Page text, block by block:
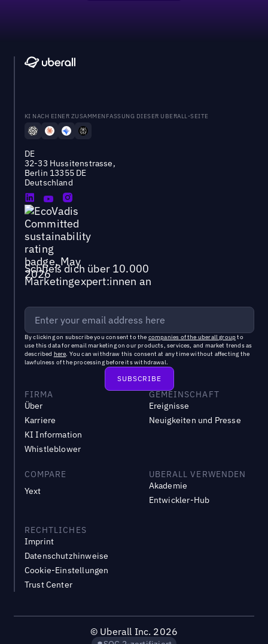
KI NACH EINER ZUSAMMENFASSUNG DIESER UBERALL-SEITE
DE
32-33 Hussitenstrasse,
Berlin 13355 DE
Deutschland
Schließ dich über 10.000
Marketingexpert:innen an
By clicking on subscribe you consent to the companies of the uberall groupto
use this data for email marketing on our products, services, and market trends as
described here. You can withdraw this consent at any time without affecting the
lawfulness of the processing before its withdrawal.
FIRMA
Über
Karriere
KI Information
Whistleblower
GEMEINSCHAFT
Ereignisse
Neuigkeiten und Presse
COMPARE
Yext
UBERALL VERWENDEN
Akademie
Entwickler-Hub
RECHTLICHES
Imprint
Datenschutzhinweise
Cookie-Einstellungen
Trust Center
© Uberall Inc. 2026